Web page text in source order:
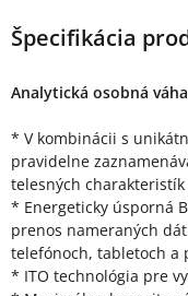
Špecifikácia
Analytická osobná
* V kombinácii s
pravidelne
telesných charakteristík
* Energeticky úsporná
prenos nameraných
telefónoch, tabletoch a
* ITO technológia pre